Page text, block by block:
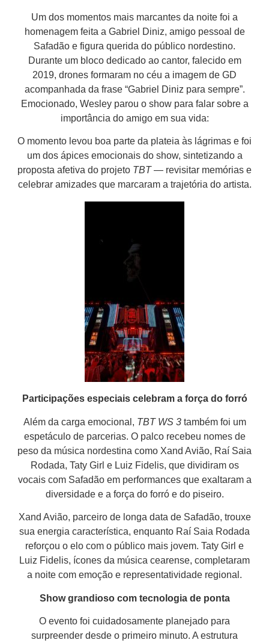
Um dos momentos mais marcantes da noite foi a
homenagem feita a Gabriel Diniz, amigo pessoal de
Safadão e figura querida do público nordestino.
Durante um bloco dedicado ao cantor, falecido em
2019, drones formaram no céu a imagem de GD
acompanhada da frase “Gabriel Diniz para sempre”.
Emocionado, Wesley parou o show para falar sobre a
importância do amigo em sua vida:
O momento levou boa parte da plateia às lágrimas e foi
um dos ápices emocionais do show, sintetizando a
proposta afetiva do projeto TBT — revisitar memórias e
celebrar amizades que marcaram a trajetória do artista.
Participações especiais celebram a força do forró
Além da carga emocional, TBT WS 3também foi um
espetáculo de parcerias. O palco recebeu nomes de
peso da música nordestina como Xand Avião, Raí Saia
Rodada, Taty Girl e Luiz Fidelis, que dividiram os
vocais com Safadão em performances que exaltaram a
diversidade e a força do forró e do piseiro.
Xand Avião, parceiro de longa data de Safadão, trouxe
sua energia característica, enquanto Raí Saia Rodada
reforçou o elo com o público mais jovem. Taty Girl e
Luiz Fidelis, ícones da música cearense, completaram
a noite com emoção e representatividade regional.
Show grandioso com tecnologia de ponta
O evento foi cuidadosamente planejado para
surpreender desde o primeiro minuto. A estrutura